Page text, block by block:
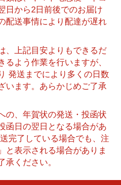
日から2日前後でのお届け
配送事情により配達が遅れ
、上記目安よりもできるだ
るよう作業を行いますが、
発送までにより多くの日数
います。あらかじめご了承
の、年賀状の発送・投函状
函日の翌日となる場合があ
完了している場合でも、注
と表示される場合がありま
承ください。